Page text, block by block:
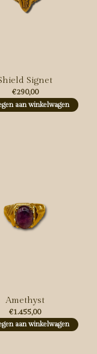
Signet
€290,00
aan winkelwagen
Amethyst
€1.455,00
aan winkelwagen